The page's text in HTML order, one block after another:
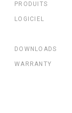
PRODUITS
LOGICIEL
DOWNLOADS
WARRANTY